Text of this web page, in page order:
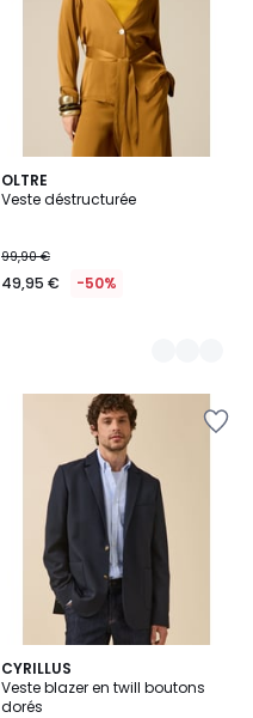
OLTRE
Veste déstructurée
99,90 €
49,95 € -50%
2
Couleurs
CYRILLUS
Veste blazer en twill boutons
dorés